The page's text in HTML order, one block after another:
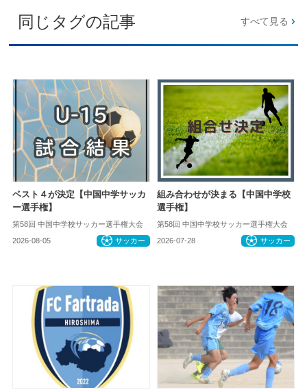
同じタグの記事 すべて見る
ベスト４が決定【中国中学サッカ
ー選手権】
第58回 中国中学校サッカー選手権大会
2026-08-05 サッカー
組み合わせが決まる【中国中学校
選手権】
第58回 中国中学校サッカー選手権大会
2026-07-28 サッカー